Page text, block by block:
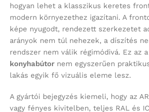
hogyan lehet a klasszikus keretes
modern környezethez igazítani. A
képe nyugodt, rendezett szerkezetet
arányok nem túl nehezek, a díszítés
rendszer nem válik régimódivá. Ez az
konyhabútor nem egyszerűen
lakás egyik fő vizuális eleme lesz.
A gyártói bejegyzés kiemeli, hogy az
vagy fényes kivitelben, teljes RAL és